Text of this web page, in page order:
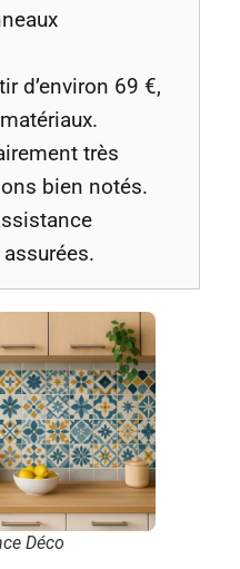
d’environ 69 €,
très
bien notés.
Déco